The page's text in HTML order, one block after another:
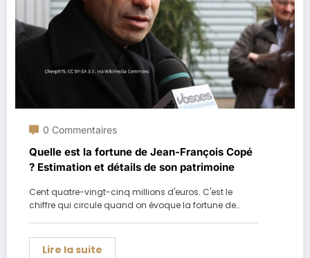
0 Commentaires
Quelle est la fortune de Jean-François Copé
? Estimation et détails de son patrimoine
Cent quatre-vingt-cinq millions d'euros. C'est le
chiffre qui circule quand on évoque la fortune de…
Lire la suite